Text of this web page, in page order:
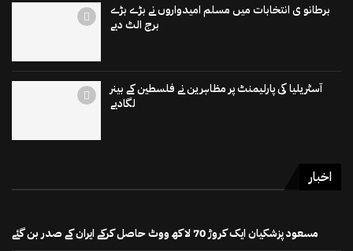
برطانو ی انتخابات میں مسلم امیدواروں نے بڑے بڑے
برج الٹ دیے
آسٹریلیا کی پارلیمنٹ پر مظاہرین نے فلسطین کے بینر
لگادیے
اخبار
مسعود پزشکیان ایک کروڑ 70 لاکھ ووٹ حاصل کرکے ایران کے صدر بن گئے